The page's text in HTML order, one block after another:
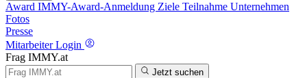
Award IMMY-Award-Anmeldung Ziele Teilnahme Unternehmen
Fotos
Presse
Mitarbeiter Login
Frag IMMY.at
Jetzt suchen